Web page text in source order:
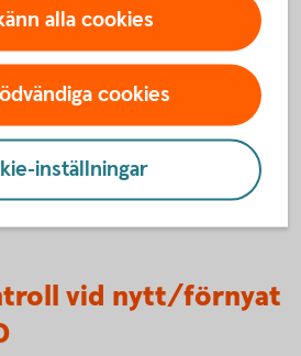
eller nationellt ID-
ID-kort
vid nytt/förnyat
alla cookies
cookies
inställningar